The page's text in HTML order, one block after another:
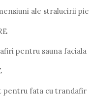
ale stralucirii
pentru sauna faciala
fata cu trandafir